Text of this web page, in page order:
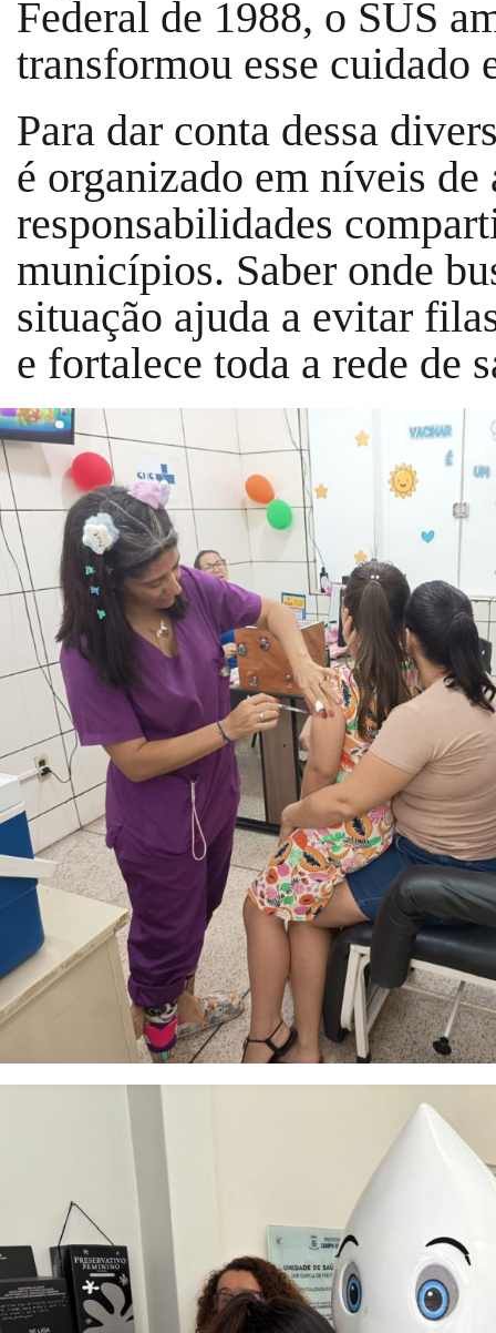
Federal de 1988, o SUS
transformou esse cuidado
Para dar conta dessa
é organizado em níveis
responsabilidades
municípios. Saber onde
situação ajuda a evitar
e fortalece toda a rede de